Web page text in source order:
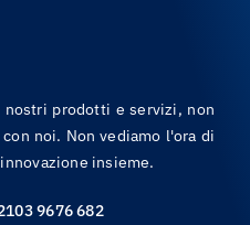
prodotti e servizi, non
noi. Non vediamo l'ora di
insieme.
9676 682